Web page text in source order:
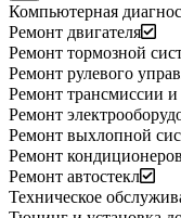
Компьютерная
Ремонт двигателя
Ремонт тормозной
Ремонт рулевого
Ремонт трансмиссии и
Ремонт
Ремонт выхлопной
Ремонт
Ремонт автостекл
Техническое